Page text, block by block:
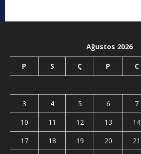
Ağustos 2026
P S Ç P C
3
4 5 6 7
10
11 12 13 14
17
18 19 20 21